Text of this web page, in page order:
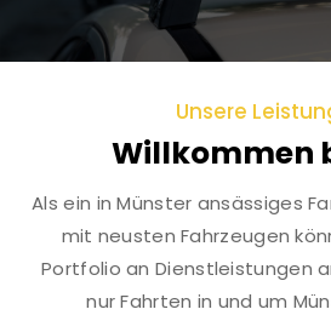
Unsere
Willkommen
Als ein in Münster ansässiges
mit neusten Fahrzeugen
Portfolio an Dienstleistungen
nur Fahrten in und um